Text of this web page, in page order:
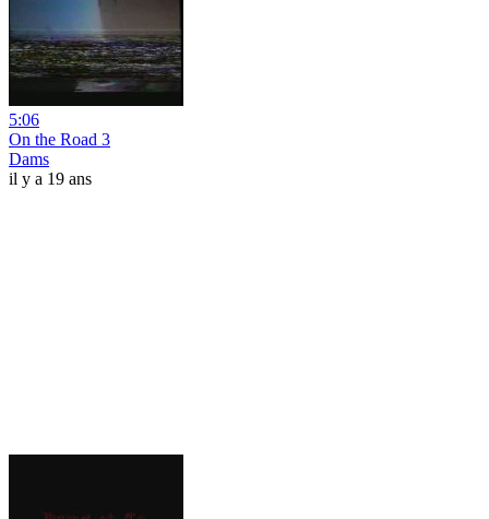
5:06
On the Road 3
Dams
il y a 19 ans